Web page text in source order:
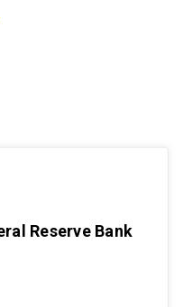
Reserve Bank